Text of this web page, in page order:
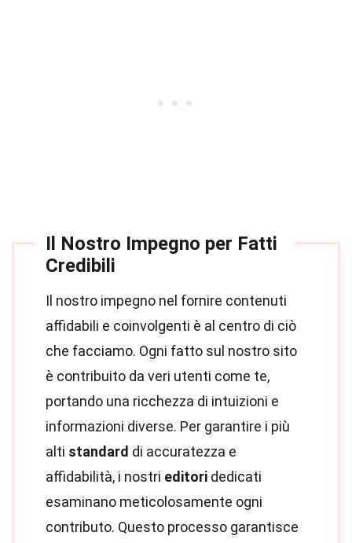
Il Nostro Impegno per Fatti
Credibili
Il nostro impegno nel fornire contenuti
affidabili e coinvolgenti è al centro di ciò
che facciamo. Ogni fatto sul nostro sito
è contribuito da veri utenti come te,
portando una ricchezza di intuizioni e
informazioni diverse. Per garantire i più
alti standard di accuratezza e
affidabilità, i nostri editori dedicati
esaminano meticolosamente ogni
contributo. Questo processo garantisce